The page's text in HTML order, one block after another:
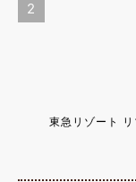
2
東急リゾート